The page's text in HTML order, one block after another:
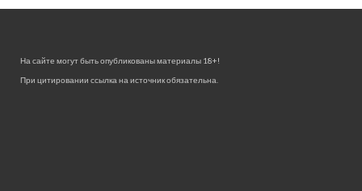
На сайте могут быть опубликованы материалы 18+!
При цитировании ссылка на источник обязательна.